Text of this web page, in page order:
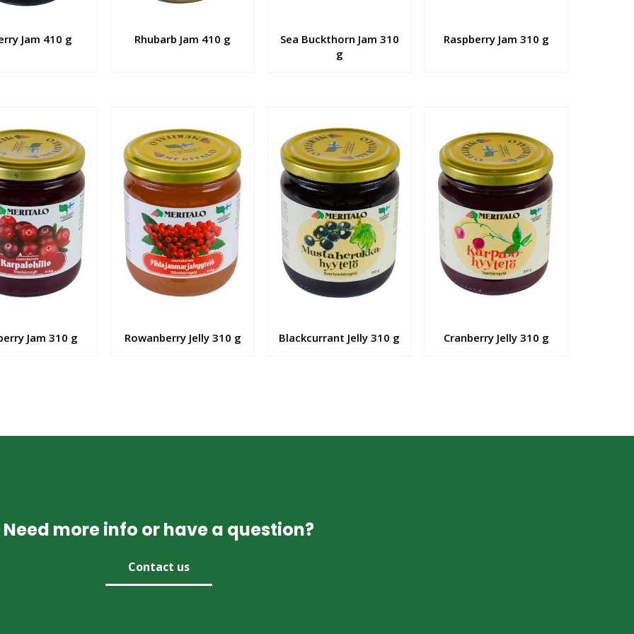
Jam 410 g Rhubarb Jam 410 g
Sea Buckthorn Jam 310
g
Raspberry Jam 310 g
Jam 310 g Rowanberry Jelly 310 g Blackcurrant Jelly 310 g Cranberry Jelly 310 g
Need more info or have a question?
Contact us